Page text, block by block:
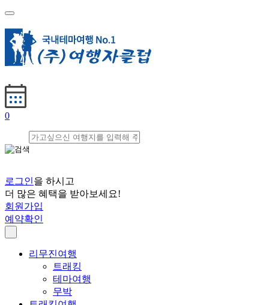
0
로그인을 하시고
더 많은 혜택을 받아보세요!
회원가입
예약확인
리무진여행
트래킹
테마여행
무박